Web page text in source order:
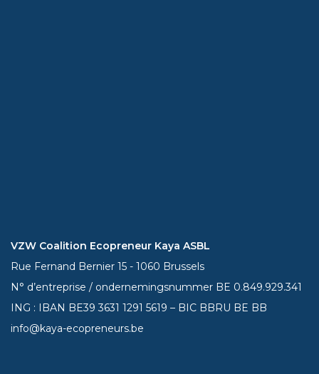
VZW Coalition Ecopreneur Kaya ASBL
Rue Fernand Bernier 15 - 1060 Brussels
N° d’entreprise / ondernemingsnummer BE 0.849.929.341
ING : IBAN BE393631 1291 5619 – BIC BBRU BE BB
info@kaya-ecopreneurs.be